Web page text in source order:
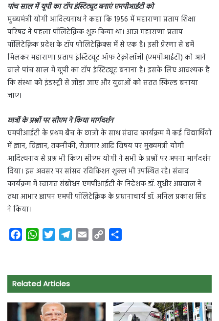
पांच साल में यूपी का टॉप इंस्टिट्यूट बनाएं एमपीआईटी को
मुख्यमंत्री योगी आदित्यनाथ ने कहा कि 1956 में महाराणा प्रताप शिक्षा
परिषद ने पहला पॉलिटेक्निक शुरू किया था। आज महाराणा प्रताप
पॉलिटेक्निक प्रदेश के टॉप पोलिटेक्निक्स में से एक है। इसी प्रेरणा से हमें
मिलकर महाराणा प्रताप इंस्टिट्यूट ऑफ टेक्नोलॉजी (एमपीआईटी) को आने
वाले पांच साल में यूपी का टॉप इंस्टिट्यूट बनाना है। इसके लिए आवश्यक है
कि संस्था को इंडस्ट्री से जोड़ा जाए और युवाओं को सतत स्किल्ड बनाया
जाए।
छात्रों के प्रश्नों पर सीएम ने किया मार्गदर्शन
एमपीआईटी के प्रथम बैच के छात्रों के साथ संवाद कार्यक्रम में कई विद्यार्थियों
में ज्ञान, विज्ञान, तकनीकी, रोजगार आदि विषय पर मुख्यमंत्री योगी
आदित्यनाथ से प्रश्न भी किए। सीएम योगी ने सभी के प्रश्नों पर अपना मार्गदर्शन
दिया। इस अवसर पर सांसद रविकिशन शुक्ल भी उपस्थित रहे। संवाद
कार्यक्रम में स्वागत संबोधन एमपीआईटी के निदेशक डॉ. सुधीर अग्रवाल ने
तथा आभार ज्ञापन एमपी पॉलिटेक्निक के प्रधानाचार्य डॉ. अनिल प्रकाश सिंह
ने किया।
e
b
o
W
t
s
p
t
t
r
e
a
i
y
r
Related Articles